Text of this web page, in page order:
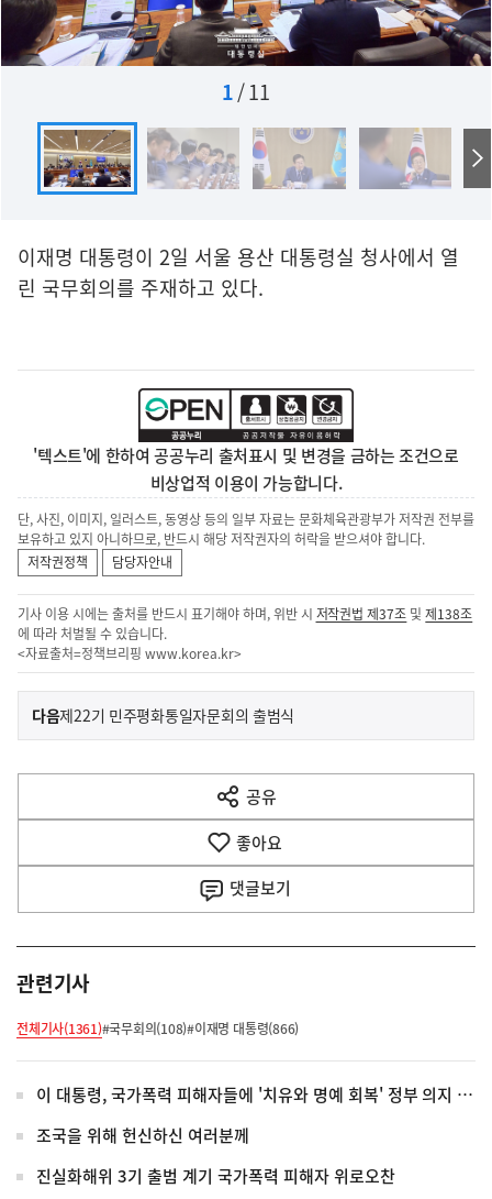
1/11
이재명 대통령이 2일 서울 용산 대통령실 청사에서 열
린 국무회의를 주재하고 있다.
'텍스트'에 한하여 공공누리 출처표시 및 변경을 금하는 조건으로
비상업적 이용이 가능합니다.
단, 사진, 이미지, 일러스트, 동영상 등의 일부 자료는 문화체육관광부가 저작권 전부를
보유하고 있지 아니하므로, 반드시 해당 저작권자의 허락을 받으셔야 합니다.
저작권정책
담당자안내
기사 이용 시에는 출처를 반드시 표기해야 하며, 위반 시 저작권법 제37조 및제138조
에 따라 처벌될 수 있습니다.
<자료출처=정책브리핑 www.korea.kr>
이
전
다
음
다음기
사
제22기 민주평화통일자문회의 출범식
공유
열
기
좋아요
댓글보기
관련기사
전체기사(1361)#국무회의(108)#이재명 대통령(866)
이 대통령, 국가폭력 피해자들에 '치유와 명예 회복' 정부 의지 전달
조국을 위해 헌신하신 여러분께
진실화해위 3기 출범 계기 국가폭력 피해자 위로오찬